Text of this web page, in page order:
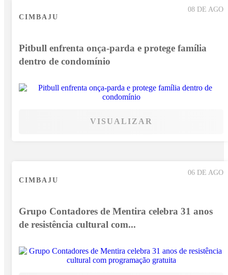
08 DE AGO
CIMBAJU
Pitbull enfrenta onça-parda e protege família
dentro de condomínio
VISUALIZAR
06 DE AGO
CIMBAJU
Grupo Contadores de Mentira celebra 31 anos
de resistência cultural com...